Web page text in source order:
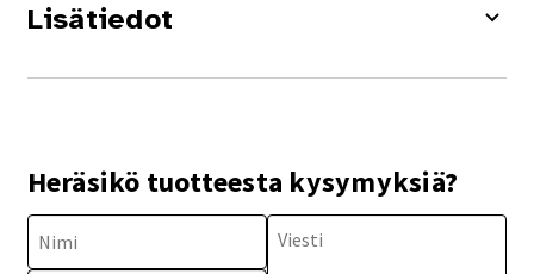
Lisätiedot
Heräsikö tuotteesta kysymyksiä?